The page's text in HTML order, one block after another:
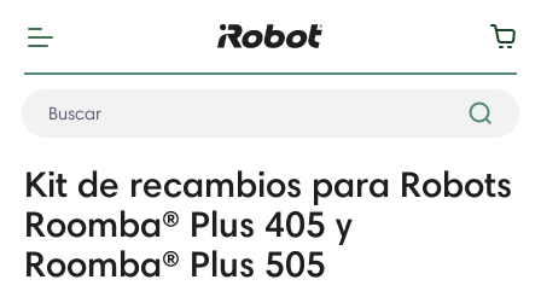
Kit de recambios para Robots
Roomba® Plus 405 y
Roomba® Plus 505